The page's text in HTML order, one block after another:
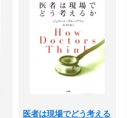
医者は現場でどう考える